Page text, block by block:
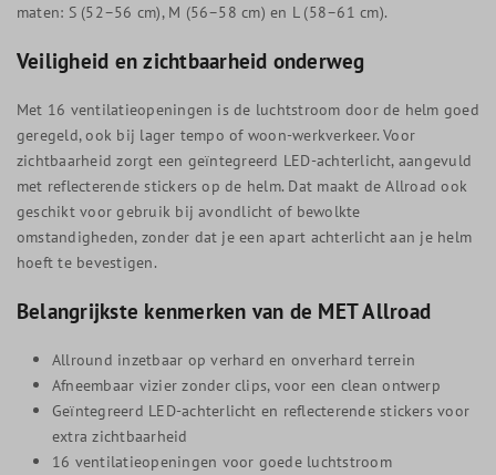
maten: S (52–56 cm), M (56–58 cm) en L (58–61 cm).
Veiligheid en zichtbaarheid onderweg
Met 16 ventilatieopeningen is de luchtstroom door de helm goed
geregeld, ook bij lager tempo of woon-werkverkeer. Voor
zichtbaarheid zorgt een geïntegreerd LED-achterlicht, aangevuld
met reflecterende stickers op de helm. Dat maakt de Allroad ook
geschikt voor gebruik bij avondlicht of bewolkte
omstandigheden, zonder dat je een apart achterlicht aan je helm
hoeft te bevestigen.
Belangrijkste kenmerken van de MET Allroad
Allround inzetbaar op verhard en onverhard terrein
Afneembaar vizier zonder clips, voor een clean ontwerp
Geïntegreerd LED-achterlicht en reflecterende stickers voor
extra zichtbaarheid
16 ventilatieopeningen voor goede luchtstroom